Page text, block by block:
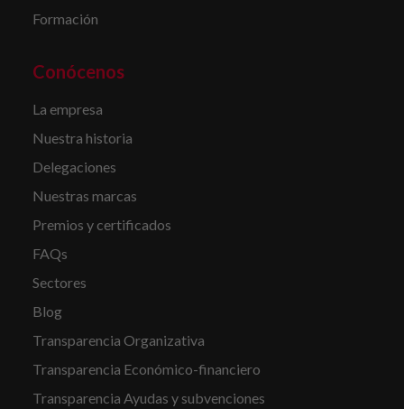
Formación
Conócenos
La empresa
Nuestra historia
Delegaciones
Nuestras marcas
Premios y certificados
FAQs
Sectores
Blog
Transparencia Organizativa
Transparencia Económico-financiero
Transparencia Ayudas y subvenciones